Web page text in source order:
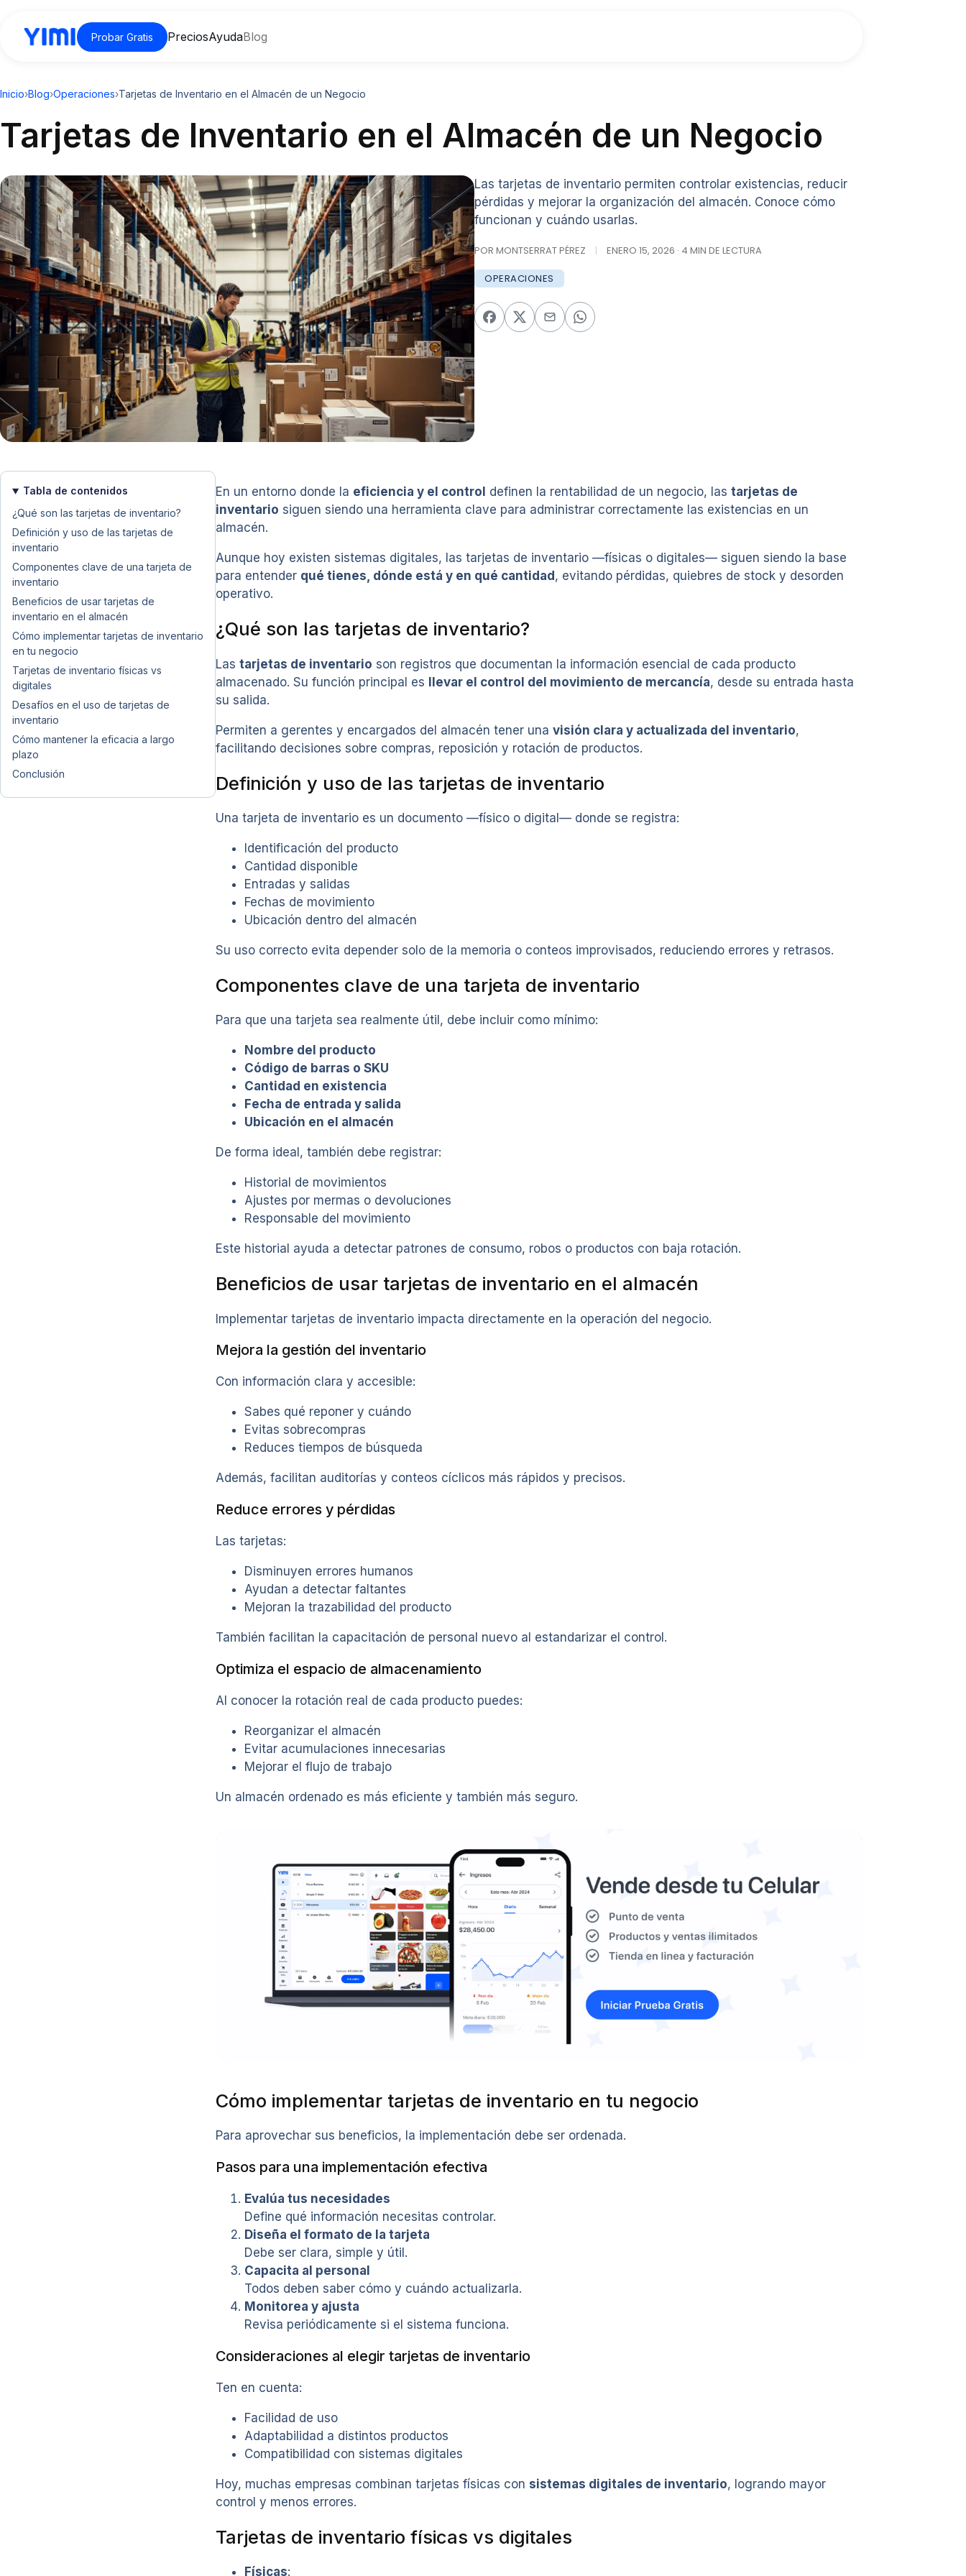
Probar Gratis PreciosAyudaBlog
Inicio›Blog›Operaciones›Tarjetas de Inventario en el Almacén de un Negocio
Tarjetas de Inventario en el Almacén de un Negocio
Las tarjetas de inventario permiten controlar existencias, reducir
pérdidas y mejorar la organización del almacén. Conoce cómo
funcionan y cuándo usarlas.
POR MONTSERRAT PÉREZ | ENERO 15, 2026 · 4 MIN DE LECTURA
OPERACIONES
Tabla de contenidos
¿Qué son las tarjetas de inventario?
Definición y uso de las tarjetas de
inventario
Componentes clave de una tarjeta de
inventario
Beneficios de usar tarjetas de
inventario en el almacén
Cómo implementar tarjetas de inventario
en tu negocio
Tarjetas de inventario físicas vs
digitales
Desafíos en el uso de tarjetas de
inventario
Cómo mantener la eficacia a largo
plazo
Conclusión
En un entorno donde la eficiencia y el control definen la rentabilidad de un negocio, las tarjetas de
inventario siguen siendo una herramienta clave para administrar correctamente las existencias en un
almacén.
Aunque hoy existen sistemas digitales, las tarjetas de inventario —físicas o digitales— siguen siendo la base
para entender qué tienes, dónde está y en qué cantidad , evitando pérdidas, quiebres de stock y desorden
operativo.
¿Qué son las tarjetas de inventario?
Las tarjetas de inventario son registros que documentan la información esencial de cada producto
almacenado. Su función principal es llevar el control del movimiento de mercancía, desde su entrada hasta
su salida.
Permiten a gerentes y encargados del almacén tener una visión clara y actualizada del inventario,
facilitando decisiones sobre compras, reposición y rotación de productos.
Definición y uso de las tarjetas de inventario
Una tarjeta de inventario es un documento —físico o digital— donde se registra:
Identificación del producto
Cantidad disponible
Entradas y salidas
Fechas de movimiento
Ubicación dentro del almacén
Su uso correcto evita depender solo de la memoria o conteos improvisados, reduciendo errores y retrasos.
Componentes clave de una tarjeta de inventario
Para que una tarjeta sea realmente útil, debe incluir como mínimo:
Nombre del producto
Código de barras o SKU
Cantidad en existencia
Fecha de entrada y salida
Ubicación en el almacén
De forma ideal, también debe registrar:
Historial de movimientos
Ajustes por mermas o devoluciones
Responsable del movimiento
Este historial ayuda a detectar patrones de consumo, robos o productos con baja rotación.
Beneficios de usar tarjetas de inventario en el almacén
Implementar tarjetas de inventario impacta directamente en la operación del negocio.
Mejora la gestión del inventario
Con información clara y accesible:
Sabes qué reponer y cuándo
Evitas sobrecompras
Reduces tiempos de búsqueda
Además, facilitan auditorías y conteos cíclicos más rápidos y precisos.
Reduce errores y pérdidas
Las tarjetas:
Disminuyen errores humanos
Ayudan a detectar faltantes
Mejoran la trazabilidad del producto
También facilitan la capacitación de personal nuevo al estandarizar el control.
Optimiza el espacio de almacenamiento
Al conocer la rotación real de cada producto puedes:
Reorganizar el almacén
Evitar acumulaciones innecesarias
Mejorar el flujo de trabajo
Un almacén ordenado es más eficiente y también más seguro.
Cómo implementar tarjetas de inventario en tu negocio
Para aprovechar sus beneficios, la implementación debe ser ordenada.
Pasos para una implementación efectiva
Evalúa tus necesidades
Define qué información necesitas controlar.
Diseña el formato de la tarjeta
Debe ser clara, simple y útil.
Capacita al personal
Todos deben saber cómo y cuándo actualizarla.
Monitorea y ajusta
Revisa periódicamente si el sistema funciona.
Consideraciones al elegir tarjetas de inventario
Ten en cuenta:
Facilidad de uso
Adaptabilidad a distintos productos
Compatibilidad con sistemas digitales
Hoy, muchas empresas combinan tarjetas físicas con sistemas digitales de inventario, logrando mayor
control y menos errores.
Tarjetas de inventario físicas vs digitales
Físicas: